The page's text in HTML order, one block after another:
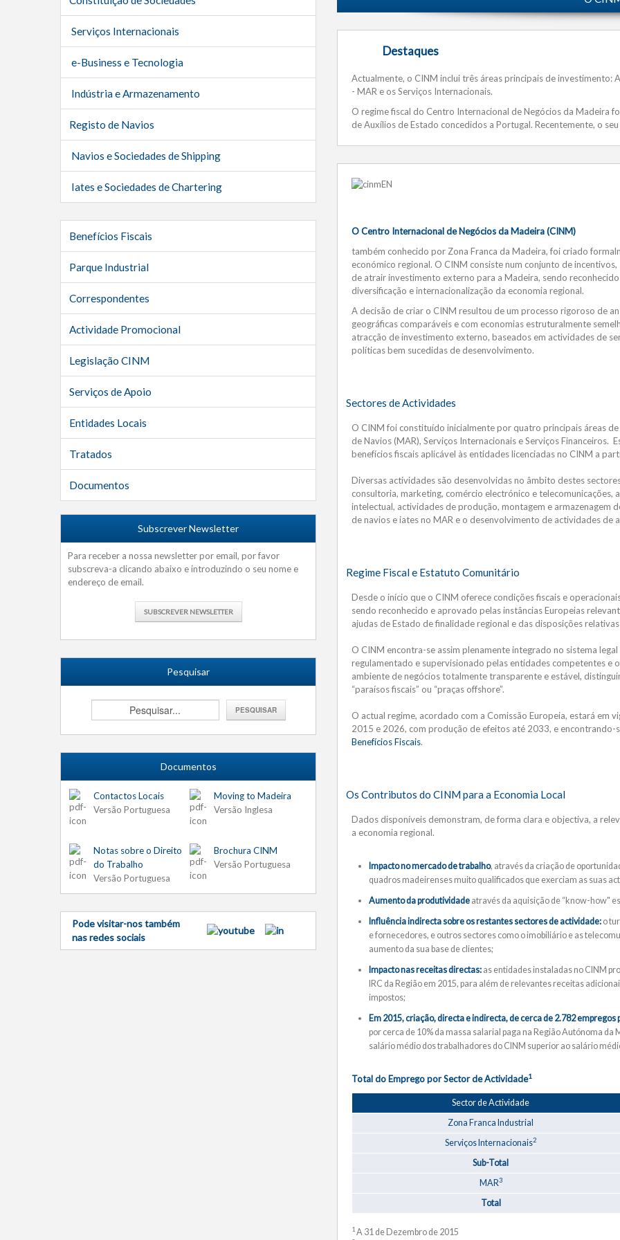
Serviços Internacionais
e-Business e Tecnologia
Indústria e Armazenamento
Registo de Navios
Navios e Sociedades de Shipping
Iates e Sociedades de Chartering
Benefícios Fiscais
Parque Industrial
Correspondentes
Actividade Promocional
Legislação CINM
Serviços de Apoio
Entidades Locais
Tratados
Documentos
Subscrever Newsletter
Para receber a nossa newsletter por email, por favor
subscreva-a clicando abaixo e introduzindo o seu nome e
endereço de email.
SUBSCREVER NEWSLETTER
Pesquisar
Documentos
Contactos Locais
Versão Portuguesa
Moving to Madeira
Versão Inglesa
Notas sobre o Direito
do Trabalho
Versão Portuguesa
Brochura CINM
Versão Portuguesa
Pode visitar-nos também
nas redes sociais
Destaques
Actualmente, o CINM inclui três áreas principais de investimento:
- MAR e os Serviços Internacionais.
O regime fiscal do Centro Internacional de Negócios da Madeira
de Auxílios de Estado concedidos a Portugal. Recentemente, o
O Centro Internacional de Negócios da Madeira (CINM)
também conhecido por Zona Franca da Madeira, foi criado
económico regional. O CINM consiste num conjunto de
de atrair investimento externo para a Madeira, sendo
diversificação e internacionalização da economia regional.
A decisão de criar o CINM resultou de um processo rigoroso de
geográficas comparáveis e com economias estruturalmente
atracção de investimento externo, baseados em actividades de
políticas bem sucedidas de desenvolvimento.
Sectores de Actividades
O CINM foi constituído inicialmente por quatro principais áreas
de Navios (MAR), Serviços Internacionais e Serviços
benefícios fiscais aplicável às entidades licenciadas no CINM a
Diversas actividades são desenvolvidas no âmbito destes
consultoria, marketing, comércio electrónico e
intelectual, actividades de produção, montagem e armazenagem
de navios e iates no MAR e o desenvolvimento de actividades
Regime Fiscal e Estatuto Comunitário
Desde o início que o CINM oferece condições fiscais e
sendo reconhecido e aprovado pelas instâncias Europeias
ajudas de Estado de finalidade regional e das disposições
O CINM encontra-se assim plenamente integrado no sistema
regulamentado e supervisionado pelas entidades competentes e
ambiente de negócios totalmente transparente e estável,
“paraísos fiscais” ou “praças offshore”.
O actual regime, acordado com a Comissão Europeia, estará em
2015 e 2026, com produção de efeitos até 2033, e
Benefícios Fiscais.
Os Contributos do CINM para a Economia Local
Dados disponíveis demonstram, de forma clara e objectiva, a
a economia regional.
Impacto no mercado de trabalho, através da criação de
quadros madeirenses muito qualificados que exerciam as suas
Aumento da produtividade através da aquisição de “know-how"
Influência indirecta sobre os restantes sectores de actividade: o
e fornecedores, e outros sectores como o imobiliário e as
aumento da sua base de clientes;
Impacto nas receitas directas: as entidades instaladas no CINM
IRC da Região em 2015, para além de relevantes receitas
impostos;
Em 2015, criação, directa e indirecta, de cerca de 2.782 empregos
por cerca de 10% da massa salarial paga na Região Autónoma
salário médio dos trabalhadores do CINM superior ao salário
Total do Emprego por Sector de Actividade1
Sector de Actividade
Zona Franca Industrial
Serviços Internacionais2
Sub-Total
MAR3
Total
1A 31 de Dezembro de 2015